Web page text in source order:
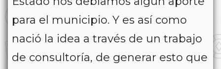
para el municipio. Y es así como
nació la idea a través de un trabajo
de consultoría, de generar esto que